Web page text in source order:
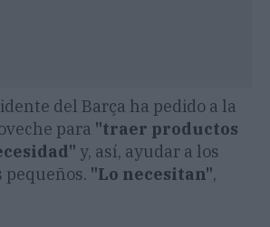
del Barça ha pedido a la
para "traer productos
y, así, ayudar a los
pequeños. "Lo necesitan",